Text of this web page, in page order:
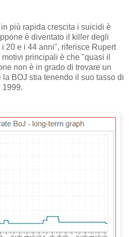
più rapida crescita i suicidi è
è diventato il killer degli
20 e i 44 anni", riferisce Rupert
principali è che "quasi il
non è in grado di trovare un
la BOJ stia tenendo il suo tasso di
1999.